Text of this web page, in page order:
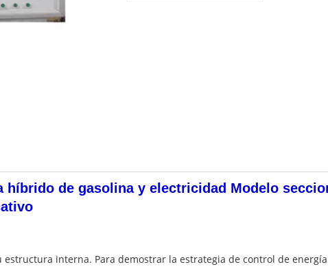
híbrido de gasolina y electricidad Modelo
interna. Para demostrar la estrategia de control de